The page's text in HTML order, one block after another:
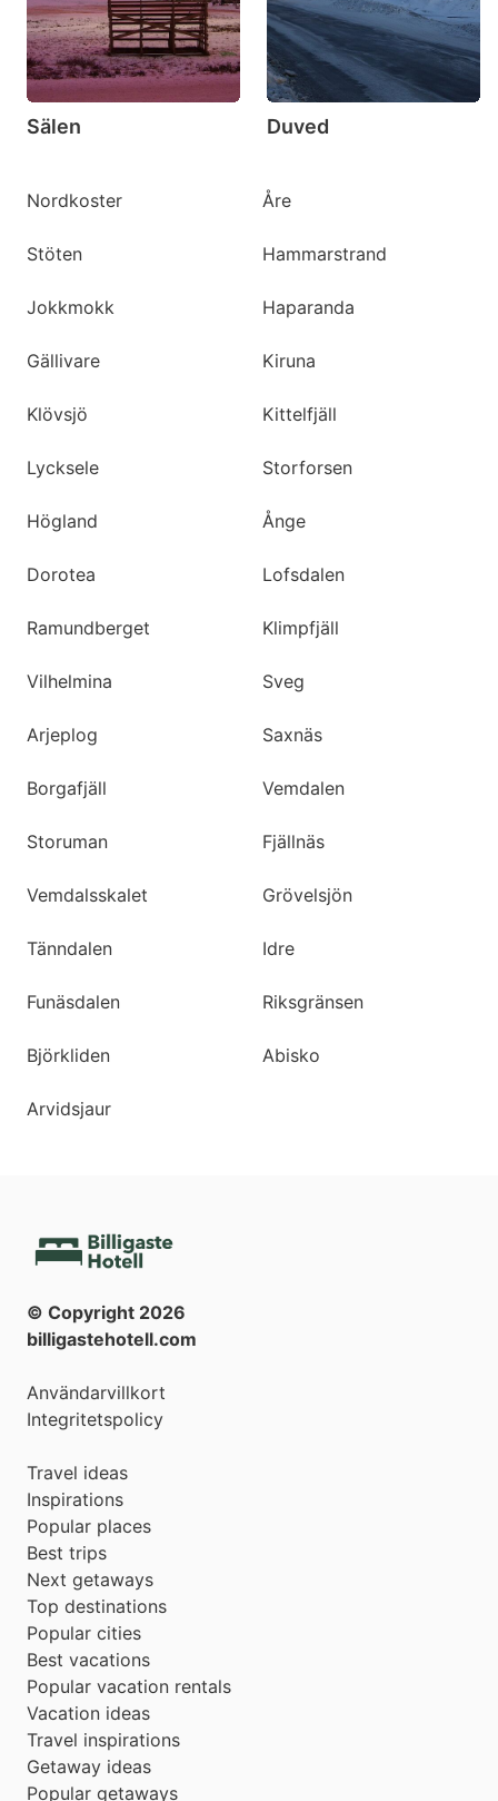
Sälen Duved
Nordkoster Åre
Stöten Hammarstrand
Jokkmokk Haparanda
Gällivare Kiruna
Klövsjö Kittelfjäll
Lycksele Storforsen
Högland Ånge
Dorotea Lofsdalen
Ramundberget Klimpfjäll
Vilhelmina Sveg
Arjeplog Saxnäs
Borgafjäll Vemdalen
Storuman Fjällnäs
Vemdalsskalet Grövelsjön
Tänndalen Idre
Funäsdalen Riksgränsen
Björkliden Abisko
Arvidsjaur
© Copyright 2026
billigastehotell.com
Användarvillkort
Integritetspolicy
Travel ideas
Inspirations
Popular places
Best trips
Next getaways
Top destinations
Popular cities
Best vacations
Popular vacation rentals
Vacation ideas
Travel inspirations
Getaway ideas
Popular getaways